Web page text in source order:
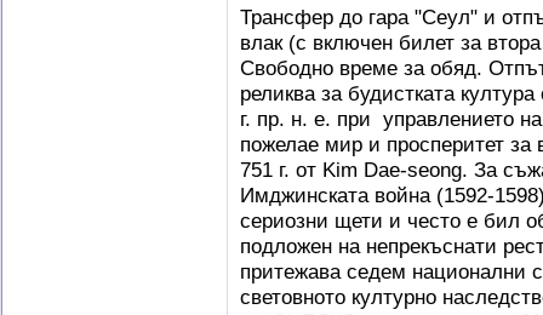
Трансфер до гара "Сеул" и
влак (с включен билет за
Свободно време за обяд.
реликва за будистката
г. пр. н. е. при управлението
пожелае мир и просперитет за
751 г. от Kim Dae-seong. За
Имджинската война (1592-
сериозни щети и често е бил
подложен на непрекъснати
притежава седем национални
световното културно